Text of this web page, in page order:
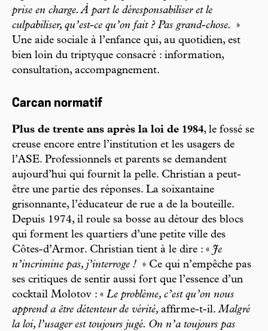
prise en charge. À part le déresponsabiliser et le
culpabiliser, qu’est-ce qu’on fait ? Pas grand-chose.
»
Une aide sociale à l’enfance qui, au quotidien, est
bien loin du triptyque consacré : information,
consultation, accompagnement.
Carcan normatif
Plus de trente ans après la loi de 1984, le fossé se
creuse encore entre l’institution et les usagers de
l’ASE. Professionnels et parents se demandent
aujourd’hui qui fournit la pelle. Christian a peut-
être une partie des réponses. La soixantaine
grisonnante, l’éducateur de rue a de la bouteille.
Depuis 1974, il roule sa bosse au détour des blocs
qui forment les quartiers d’une petite ville des
Côtes-d’Armor. Christian tient à le dire : « Je
n’incrimine pas, j’interroge ! » Ce qui n’empêche pas
ses critiques de sentir aussi fort que l’essence d’un
cocktail Molotov : « Le problème, c’est qu’on nous
apprend a être détenteur de vérité, affirme-t-il.Malgré
la loi, l’usager est toujours jugé. On n’a toujours pas